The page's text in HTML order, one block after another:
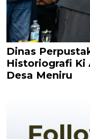
Dinas
Historiografi Ki
Desa Meniru